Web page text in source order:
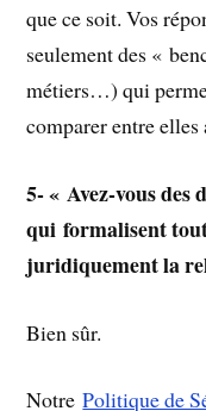
que ce soit. Vos
seulement des «
métiers…) qui
comparer entre
5- « Avez-vous des
qui formalisent
juridiquement la
Bien sûr.
NotrePolitique de